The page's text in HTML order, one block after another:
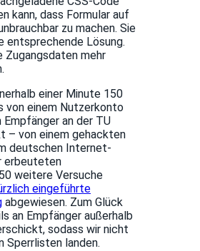
kann, dass Formular auf
zu machen. Sie
entsprechende Lösung.
Zugangsdaten mehr
einer Minute 150
von einem Nutzerkonto
Empfänger an der TU
– von einem gehackten
deutschen Internet-
erbeuteten
weitere Versuche
eingeführte
abgewiesen. Zum Glück
an Empfänger außerhalb
sodass wir nicht
Sperrlisten landen.